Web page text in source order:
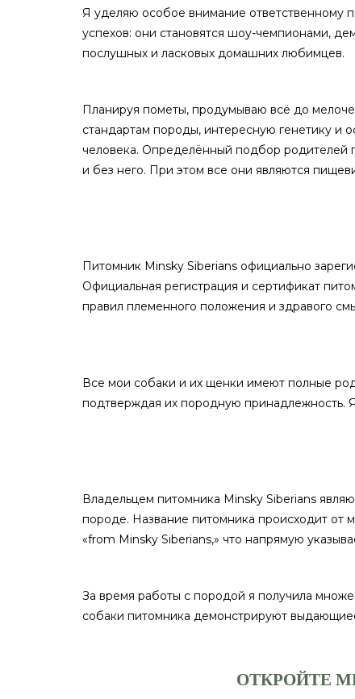
Я уделяю особое внимание ответственному
успехов: они становятся шоу-чемпионами,
послушных и ласковых домашних любимцев.
Планируя пометы, продумываю всё до
стандартам породы, интересную генетику и
человека. Определённый подбор родителей
и без него. При этом все они являются
Питомник Minsky Siberians официально
Официальная регистрация и сертификат
правил племенного положения и здравого
Все мои собаки и их щенки имеют полные
подтверждая их породную принадлежность.
Владельцем питомника Minsky Siberians
породе. Название питомника происходит от
«from Minsky Siberians,» что напрямую
За время работы с породой я получила
собаки питомника демонстрируют
ОТКРОЙТЕ